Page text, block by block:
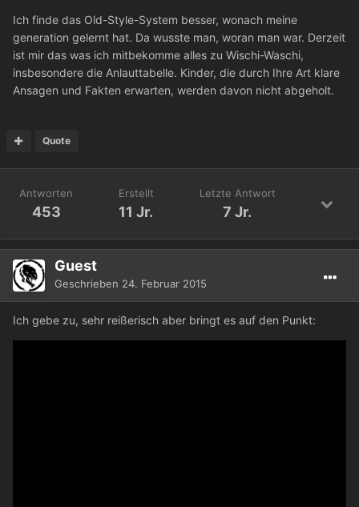
Ich finde das Old-Style-System besser, wonach meine
generation gelernt hat. Da wusste man, woran man war. Derzeit
ist mir das was ich mitbekomme alles zu Wischi-Waschi,
insbesondere die Anlauttabelle. Kinder, die durch Ihre Art klare
Ansagen und Fakten erwarten, werden davon nicht abgeholt.
Quote
Antworten
453
Erstellt
11 Jr.
Letzte Antwort
7 Jr.
Guest
Geschrieben 24. Februar 2015
Ich gebe zu, sehr reißerisch aber bringt es auf den Punkt: